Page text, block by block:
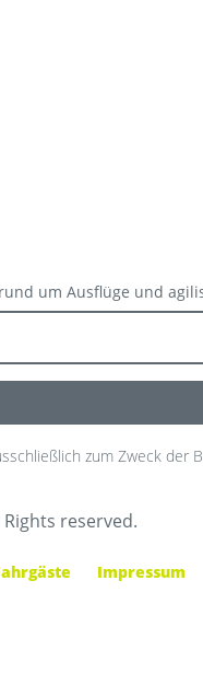
um Ausflüge und
zum Zweck der
reserved.
Impressum